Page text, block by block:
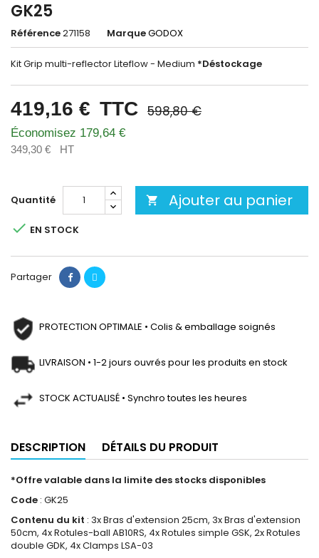
GK25
Référence271158 MarqueGODOX
Kit Grip multi-reflector Liteflow - Medium *Déstockage
419,16 € TTC 598,80 €
Économisez 179,64 €
349,30 € HT
Quantité  Ajouter au panier
 EN STOCK
Partager
PROTECTION OPTIMALE • Colis & emballage soignés
LIVRAISON • 1-2 jours ouvrés pour les produits en stock
STOCK ACTUALISÉ • Synchro toutes les heures
DESCRIPTION DÉTAILS DU PRODUIT
*Offre valable dans la limite des stocks disponibles
Code : GK25
Contenu du kit : 3x Bras d'extension 25cm, 3x Bras d'extension
50cm, 4x Rotules-ball AB10RS, 4x Rotules simple GSK, 2x Rotules
double GDK, 4x Clamps LSA-03